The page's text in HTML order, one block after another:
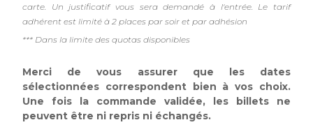
carte. Un justificatif vous sera demandé à l'entrée. Le tarif
adhérent est limité à 2 places par soir et par adhésion
*** Dans la limite des quotas disponibles
Merci de vous assurer que les dates
sélectionnées correspondent bien à vos choix.
Une fois la commande validée, les billets ne
peuvent être ni repris ni échangés.